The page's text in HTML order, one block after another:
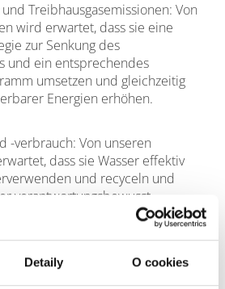
Detaily O cookies
Treibhausgasemissionen: Von
wird erwartet, dass sie eine
zur Senkung des
und ein entsprechendes
umsetzen und gleichzeitig
Energien erhöhen.
-verbrauch: Von unseren
dass sie Wasser effektiv
und recyceln und
verantwortungsbewusst
zu schützen und die